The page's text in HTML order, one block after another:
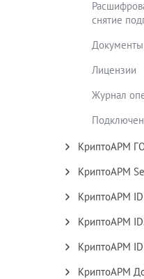
КриптоАРМ
КриптоАРМ ID
КриптоАРМ
КриптоАРМ
КриптоАРМ
КриптоАРМ
снятие
Документы
Лицензии
Журнал